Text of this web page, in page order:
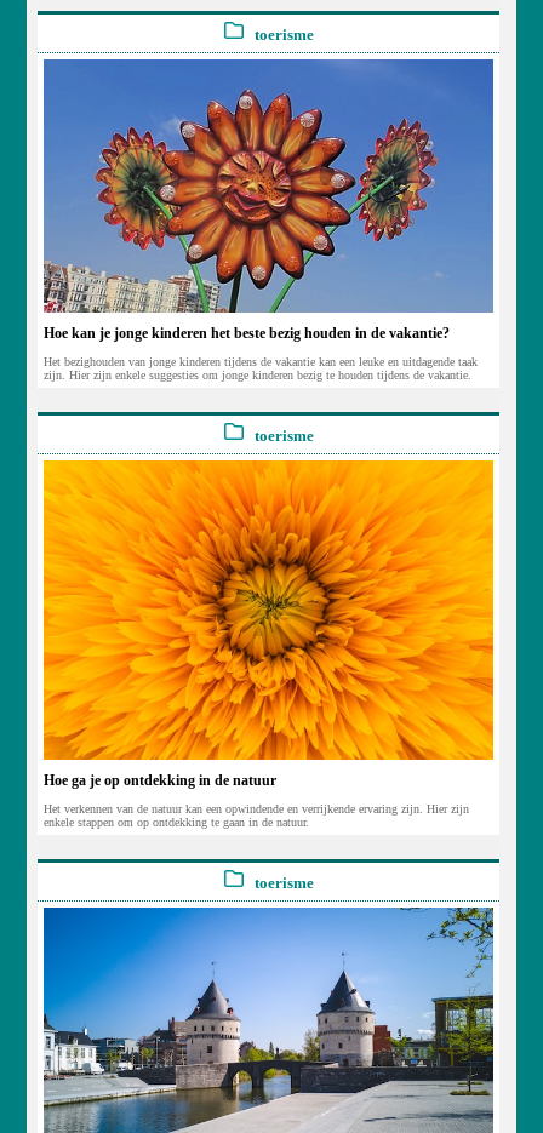
toerisme
Hoe kan je jonge kinderen het beste bezig houden in de vakantie?
Het bezighouden van jonge kinderen tijdens de vakantie kan een leuke en uitdagende taak
zijn. Hier zijn enkele suggesties om jonge kinderen bezig te houden tijdens de vakantie.
toerisme
Hoe ga je op ontdekking in de natuur
Het verkennen van de natuur kan een opwindende en verrijkende ervaring zijn. Hier zijn
enkele stappen om op ontdekking te gaan in de natuur.
toerisme